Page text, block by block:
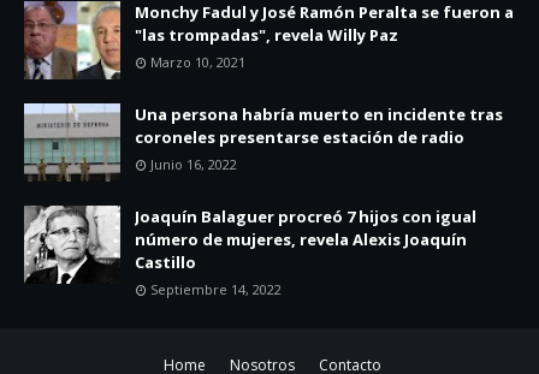
Monchy Fadul y José Ramón Peralta se fueron a
"las trompadas", revela Willy Paz
Marzo 10, 2021
Una persona habría muerto en incidente tras
coroneles presentarse estación de radio
Junio 16, 2022
Joaquín Balaguer procreó 7 hijos con igual
número de mujeres, revela Alexis Joaquín
Castillo
Septiembre 14, 2022
Home Nosotros Contacto